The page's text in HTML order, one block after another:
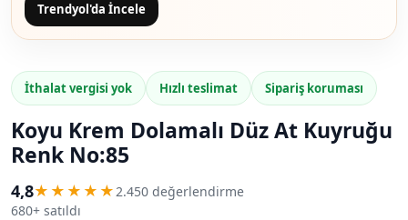
Trendyol'da İncele
İthalat vergisi yok Hızlı teslimat Sipariş koruması
Koyu Krem Dolamalı Düz At Kuyruğu
Renk No:85
4,8★★★★★ 2.450 değerlendirme
680+ satıldı